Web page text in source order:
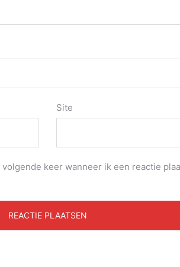
Site
keer wanneer ik een reactie